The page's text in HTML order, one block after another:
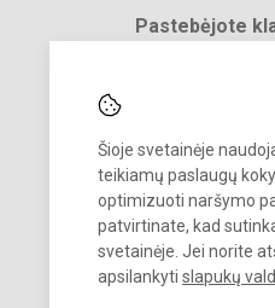
Šioje svetainėje
teikiamų paslaugų
optimizuoti naršymo
patvirtinate, kad
svetainėje. Jei norite
apsilankyti slapukų
Pastebėjote
© 2024. Vilniaus
Kopijuoti turinį be raštiško